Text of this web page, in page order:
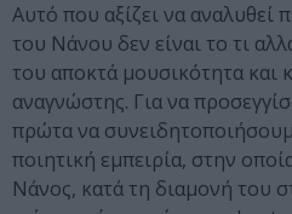
Αυτό που αξίζει να αναλυθεί
του Νάνου δεν είναι το τι
του αποκτά μουσικότητα και
αναγνώστης. Για να
πρώτα να
ποιητική εμπειρία, στην
Νάνος, κατά τη διαμονή του